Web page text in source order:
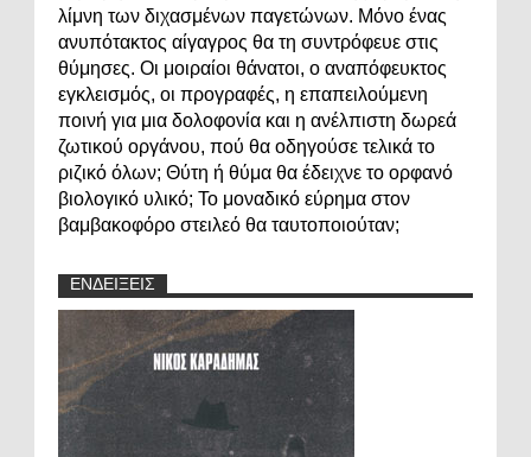
λίμνη των διχασμένων παγετώνων. Μόνο ένας
ανυπότακτος αίγαγρος θα τη συντρόφευε στις
θύμησες. Οι μοιραίοι θάνατοι, ο αναπόφευκτος
εγκλεισμός, οι προγραφές, η επαπειλούμενη
ποινή για μια δολοφονία και η ανέλπιστη δωρεά
ζωτικού οργάνου, πού θα οδηγούσε τελικά το
ριζικό όλων; Θύτη ή θύμα θα έδειχνε το ορφανό
βιολογικό υλικό; Το μοναδικό εύρημα στον
βαμβακοφόρο στειλεό θα ταυτοποιούταν;
ΕΝΔΕΙΞΕΙΣ